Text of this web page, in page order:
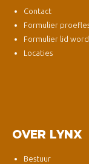
Contact
Formulier
Formulier lid
Locaties
OVER LYNX
Bestuur